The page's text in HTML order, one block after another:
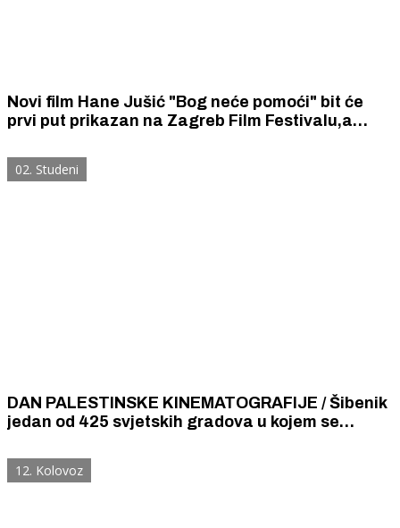
Novi film Hane Jušić "Bog neće pomoći" bit će
prvi put prikazan na Zagreb Film Festivalu,a
02. Studeni
DAN PALESTINSKE KINEMATOGRAFIJE / Šibenik
jedan od 425 svjetskih gradova u kojem se
kinematografije
12. Kolovoz